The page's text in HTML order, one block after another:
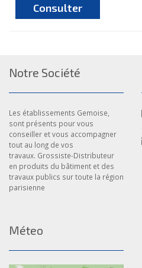
Consulter
Notre Société
Les établissements Gemoise,
sont présents pour vous
conseiller et vous accompagner
tout au long de vos
travaux. Grossiste-Distributeur
en produits du bâtiment et des
travaux publics sur toute la région
parisienne
Méteo